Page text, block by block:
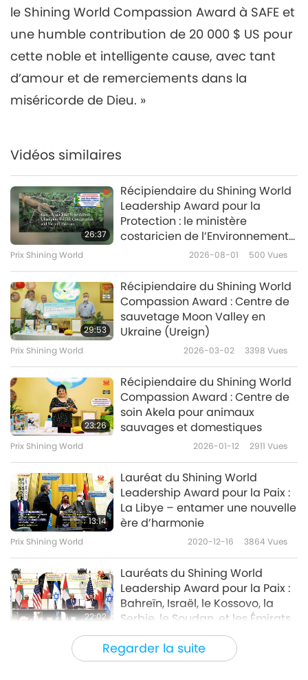
le Shining World Compassion Award à SAFE et
une humble contribution de 20 000 $ US pour
cette noble et intelligente cause, avec tant
d’amour et de remerciements dans la
miséricorde de Dieu. »
Regarder la suite
Vidéos similaires
26:37
Récipiendaire du Shining World
Leadership Award pour la
Protection : le ministère
costaricien de l’Environnement
et de l’Énergie – Protéger les
Prix Shining World 2026-08-01 500 Vues
29:53
Récipiendaire du Shining World
Compassion Award : Centre de
sauvetage Moon Valley en
Ukraine (Ureign)
Prix Shining World 2026-03-02 3398 Vues
23:26
Récipiendaire du Shining World
Compassion Award : Centre de
soin Akela pour animaux
sauvages et domestiques
Prix Shining World 2026-01-12 2911 Vues
13:14
Lauréat du Shining World
Leadership Award pour la Paix :
La Libye – entamer une nouvelle
ère d’harmonie
Prix Shining World 2020-12-16 3864 Vues
22:02
Lauréats du Shining World
Leadership Award pour la Paix :
Bahreïn, Israël, le Kossovo, la
Serbie, le Soudan, et les Émirats
arabes unis – faire progresser la
bienveillance entre les nations
Prix Shining World 2020-12-09